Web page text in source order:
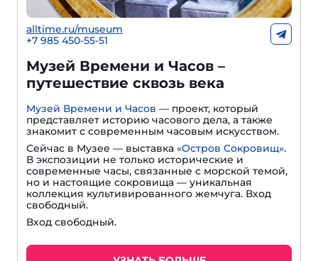
alltime.ru/museum
+7 985 450-55-51
Музей Времени и Часов –
путешествие сквозь века
Музей Времени и Часов — проект, который
представляет историю часового дела, а также
знакомит с современным часовым искусством.
Сейчас в Музее — выставка «Остров Сокровищ».
В экспозиции не только исторические и
современные часы, связанные с морской темой,
но и настоящие сокровища — уникальная
коллекция культивированного жемчуга. Вход
свободный.
Вход свободный.